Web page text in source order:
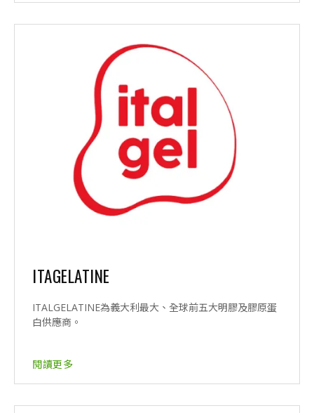
ITAGELATINE
ITALGELATINE為義大利最大、全球前五大明膠及膠原蛋
白供應商。
閱讀更多